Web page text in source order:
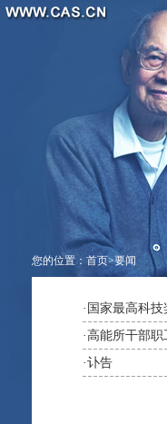
您的位置： 首页>要闻
· 国家最高科
·高能所干部
·讣告